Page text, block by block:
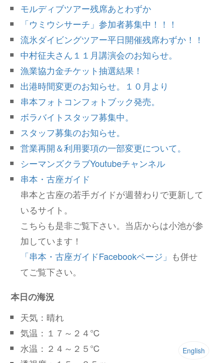
モルディブツアー残席あとわずか
「ウミウシサーチ」参加者募集中！！！
流氷ダイビングツアー平日開催残席わずか！！
中村征夫さん１１月講演会のお知らせ。
漁業協力金チケット抽選結果！
出港時間変更のお知らせ。１０月より
串本フォトコンフォトブック発売。
ボラバイトスタッフ募集中。
スタッフ募集のお知らせ。
営業再開＆利用要項の一部変更について。
シーマンズクラブYoutubeチャンネル
串本・古座ガイド
串本と古座の若手ガイドが週替わりで更新して
いるサイト。
こちらも是非ご覧下さい。当店からは小池が参
加しています！
「串本・古座ガイドFacebookページ」 も併せ
てご覧下さい。
本日の海況
天気：晴れ
気温：１７～２４℃
水温：２４～２５℃
English